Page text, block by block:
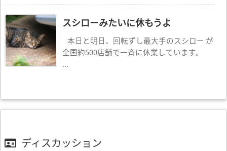
スシローみたいに休もうよ
本日と明日、回転ずし最大手のスシロー が
全国約500店舗で一斉に休業しています。
...
ディスカッション